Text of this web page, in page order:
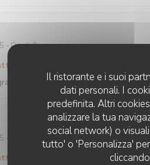
Il ristorante e i suoi
dati personali. I
predefinita. Altri
analizzare la tua
social network) o
tutto' o 'Personalizza'
- Ospiti 9
Rouen
merci pour votre note 5 étoiles !
- Ospiti 4
Rouen
ha risposto a questa